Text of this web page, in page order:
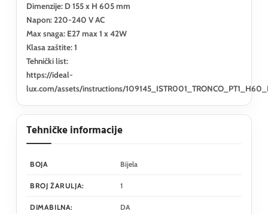
Dimenzije: D 155 x H 605 mm
Napon: 220-240 V AC
Max snaga: E27 max 1 x 42W
Klasa zaštite: 1
Tehnički list:
https://ideal-
lux.com/assets/instructions/
Tehničke informacije
BOJA Bijela
BROJ ŽARULJA: 1
DIMABILNA: DA